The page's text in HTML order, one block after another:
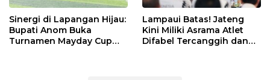
Sinergi di Lapangan Hijau:
Bupati Anom Buka
Turnamen Mayday Cup
Lampaui Batas! Jateng
Kini Miliki Asrama Atlet
Difabel Tercanggih dan